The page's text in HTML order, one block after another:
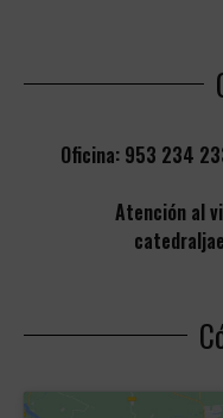
Oficina: 953 234
Atención al